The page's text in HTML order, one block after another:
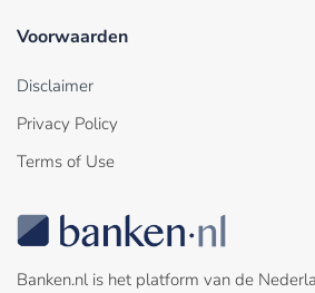
Voorwaarden
Disclaimer
Privacy Policy
Terms of Use
Banken.nl is het platform van de